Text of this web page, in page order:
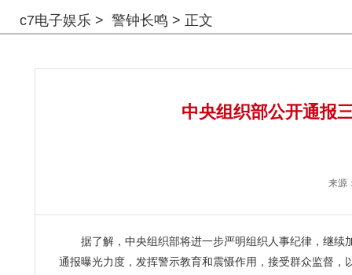
c7电子娱乐 > 警钟长鸣 > 正文
中央组织部公开通报
来源
据了解，中央组织部将进一步严明组织人事纪律，继续
通报曝光力度，发挥警示教育和震慑作用，接受群众监督